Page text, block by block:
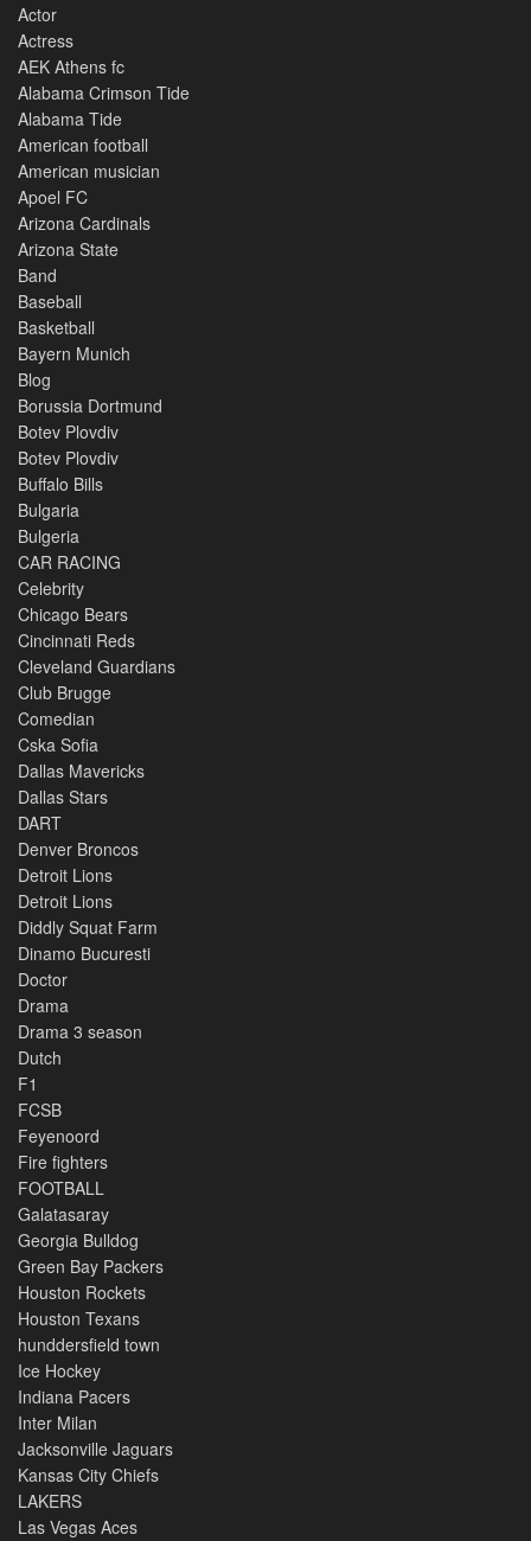
Actor
Actress
AEK Athens fc
Alabama Crimson Tide
Alabama Tide
American football
American musician
Apoel FC
Arizona Cardinals
Arizona State
Band
Baseball
Basketball
Bayern Munich
Blog
Borussia Dortmund
Botev Plovdiv
Botev Plovdiv
Buffalo Bills
Bulgaria
Bulgeria
CAR RACING
Celebrity
Chicago Bears
Cincinnati Reds
Cleveland Guardians
Club Brugge
Comedian
Cska Sofia
Dallas Mavericks
Dallas Stars
DART
Denver Broncos
Detroit Lions
Detroit Lions
Diddly Squat Farm
Dinamo Bucuresti
Doctor
Drama
Drama 3 season
Dutch
F1
FCSB
Feyenoord
Fire fighters
FOOTBALL
Galatasaray
Georgia Bulldog
Green Bay Packers
Houston Rockets
Houston Texans
hunddersfield town
Ice Hockey
Indiana Pacers
Inter Milan
Jacksonville Jaguars
Kansas City Chiefs
LAKERS
Las Vegas Aces